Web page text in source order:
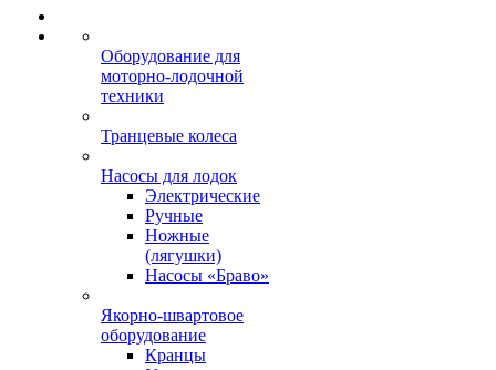
Оборудование для
моторно-лодочной
техники
Транцевые колеса
Насосы для лодок
Электрические
Ручные
Ножные
(лягушки)
Насосы «Браво»
Якорно-швартовое
оборудование
Кранцы